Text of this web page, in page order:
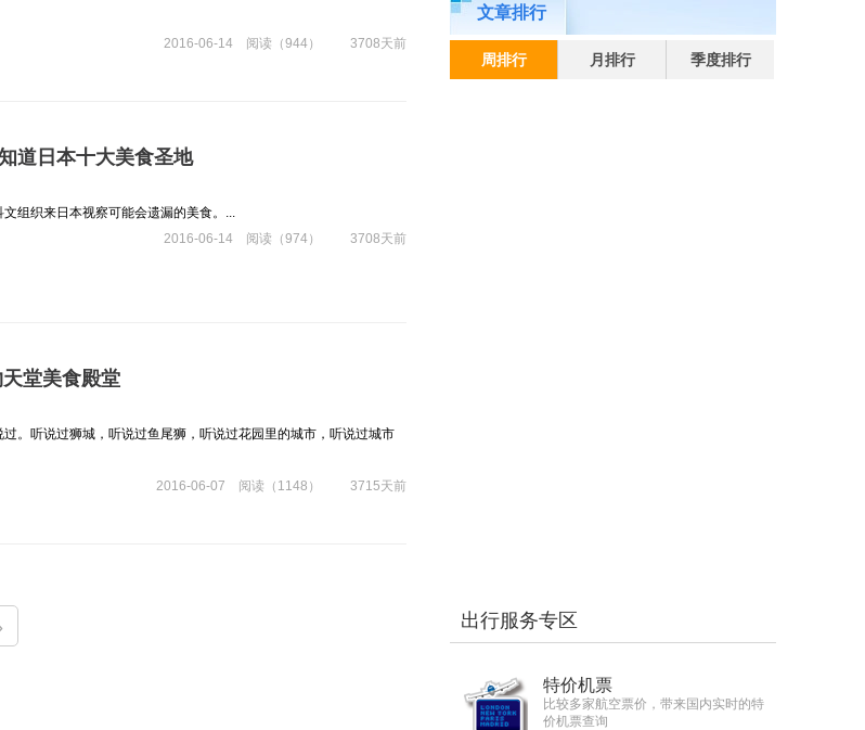
2016-06-14 阅读（944） 3708天前
道日本十大美食圣地
组织来日本视察可能会遗漏的美食。...
2016-06-14 阅读（974） 3708天前
堂美食殿堂
。听说过狮城，听说过鱼尾狮，听说过花园里的城市，听说过城市
2016-06-07 阅读（1148） 3715天前
文章排行
周排行 月排行 季度排行
出行服务专区
特价机票
比较多家航空票价，带来国内实时的特
价机票查询